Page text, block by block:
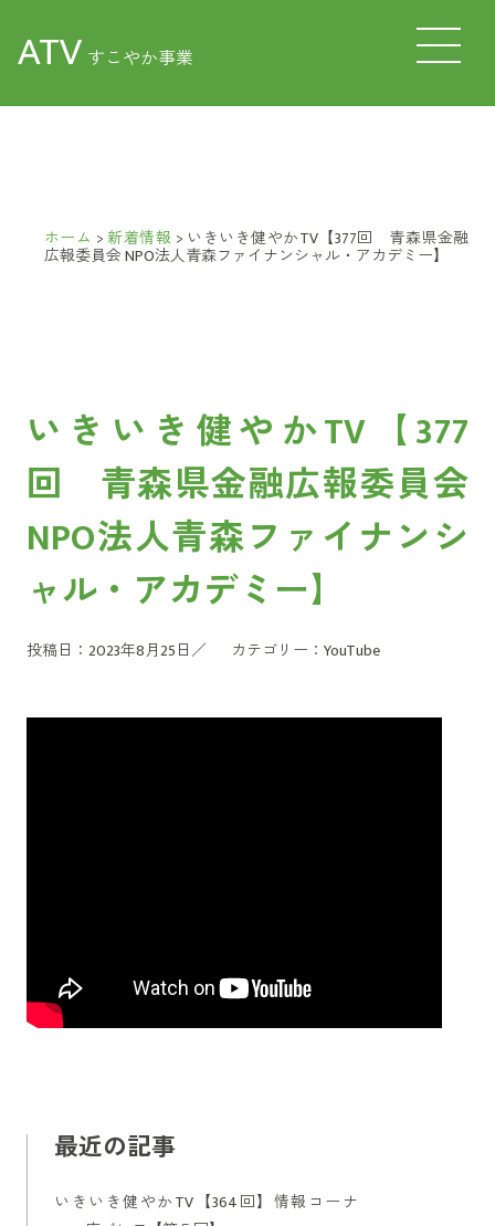
ATV すこやか事業
ホーム >新着情報 > いきいき健やかTV【377回 青森県金融
広報委員会 NPO法人青森ファイナンシャル・アカデミー】
いきいき健やかTV【377
回 青森県金融広報委員会
NPO法人青森ファイナンシ
ャル・アカデミー】
投稿日：2023年8月25日／ カテゴリー： YouTube
最近の記事
いきいき健やかTV【364回】情報コーナ